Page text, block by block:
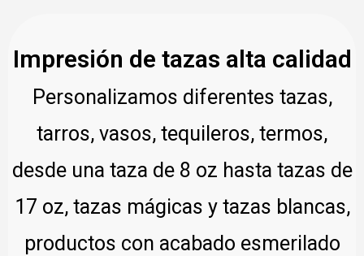
Impresión de tazas alta calidad
Personalizamos diferentes tazas,
tarros, vasos, tequileros, termos,
desde una taza de 8 oz hasta tazas de
17 oz, tazas mágicas y tazas blancas,
productos con acabado esmerilado